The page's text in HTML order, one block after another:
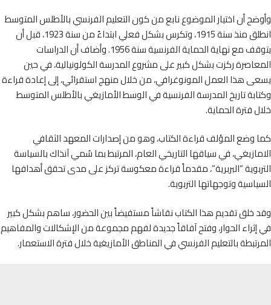
أن اختيار الموضوع نابع من كون التعليم الفرنسي بالأطلس المتوسط
انطلق منذ سنة 1915، وتكرس بشكل فعلي ابتداءً من سنة 1923، قبل أن
يتوقف مع نهاية الحماية الفرنسية سنة 1956. وأضاف أن الدراسات
ركزت بشكل كبير على مشروع المدرسة الكولونيالية، في حين
هذا العمل المونوغرافي، من خلال منهج استقرائي، إلى إعادة قراءة
تاريخ المدرسة الفرنسية في الوسط الأمازيغي بالأطلس المتوسط
فترة الحماية.
وضع المؤلف قراءة الكتاب، وهو من إصدارات المعهد الثقافي
في سياقها التاريخي العام، المرتبط بما سُمي آنذاك بالسياسة
“البربرية”، مقدماً قراءة معكوسة تركز على مدى تحقق أهدافها
وتوجهاتها التربوية.
خلق تقديم هذا الكتاب نقاشاً مستفيضاً بين الحضور، ساهم بشكل كبير
الحوار، وفتح آفاقاً جديدة لفهم مجموعة من الإشكالات والمفاهيم
بالتعليم الفرنسي في المناطق الأمازيغية خلال فترة الاستعمار.